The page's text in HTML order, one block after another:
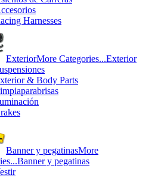
Harnesses
ExteriorMore Categories...Exterior
& Body Parts
Banner y pegatinasMore
Banner y pegatinas